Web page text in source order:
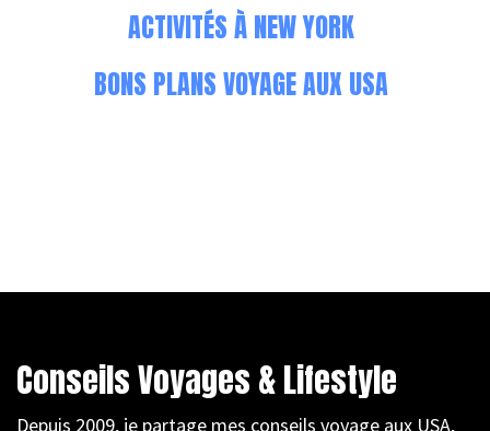
ACTIVITÉS À NEW YORK
BONS PLANS VOYAGE AUX USA
Conseils Voyages & Lifestyle
Depuis 2009, je partage mes conseils voyage aux USA,